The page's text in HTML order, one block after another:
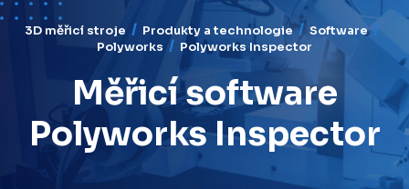
3D měřicí stroje Produkty a technologie
Software
Polyworks
Polyworks Inspector
Měřicí software
Polyworks Inspector